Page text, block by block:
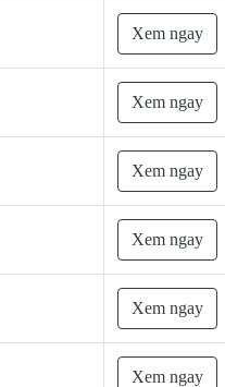
Xem ngay
Xem ngay
Xem ngay
Xem ngay
Xem ngay
Xem ngay